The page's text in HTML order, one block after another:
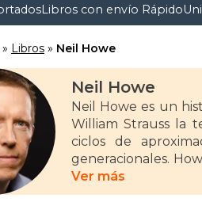
Libros con envío Rápido
Libros Neil Howe
Neil Howe
Neil Howe es un
William Strauss la
ciclos de
generacionales.
presidente de
Studies y del Global
Ver más